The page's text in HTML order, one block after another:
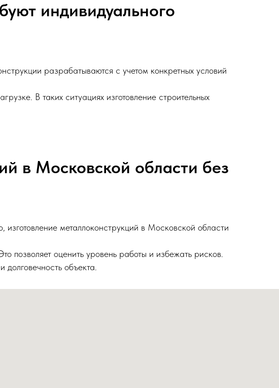
индивидуального
разрабатываются с учетом конкретных условий
В таких ситуациях изготовление строительных
в Московской области без
изготовление металлоконструкций в Московской области
позволяет оценить уровень работы и избежать рисков.
объекта.